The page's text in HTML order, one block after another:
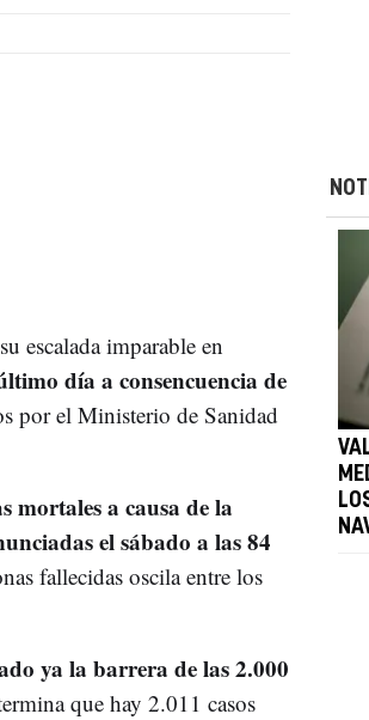
escalada imparable en
día a consencuencia de
por el Ministerio de Sanidad
mortales a causa de la
el sábado a las 84
fallecidas oscila entre los
ya la barrera de las 2.000
que hay 2.011 casos